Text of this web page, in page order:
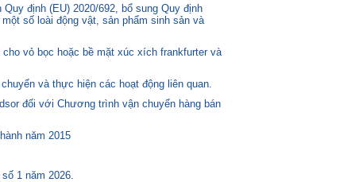
định (EU) 2020/692, bổ sung Quy định
số loài động vật, sản phẩm sinh sản và
vỏ bọc hoặc bề mặt xúc xích frankfurter và
và thực hiện các hoạt động liên quan.
đối với Chương trình vận chuyển hàng bán
năm 2015
1 năm 2026.